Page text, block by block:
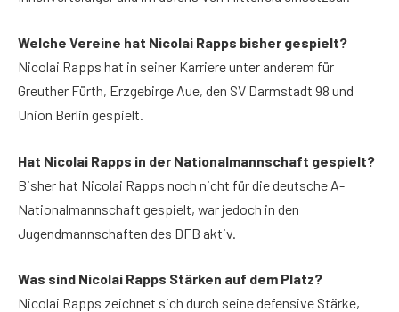
Welche Vereine hat Nicolai Rapps bisher gespielt?
Nicolai Rapps hat in seiner Karriere unter anderem für
Greuther Fürth, Erzgebirge Aue, den SV Darmstadt 98 und
Union Berlin gespielt.
Hat Nicolai Rapps in der Nationalmannschaft gespielt?
Bisher hat Nicolai Rapps noch nicht für die deutsche A-
Nationalmannschaft gespielt, war jedoch in den
Jugendmannschaften des DFB aktiv.
Was sind Nicolai Rapps Stärken auf dem Platz?
Nicolai Rapps zeichnet sich durch seine defensive Stärke,